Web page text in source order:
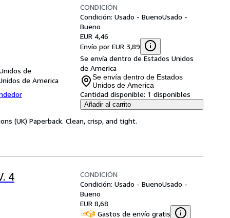
de
de America
CONDICIÓN
Condición: Usado - BuenoUsado -
Bueno
EUR 4,46
Envío por EUR 3,89
Se envía dentro de Estados Unidos
de America
Se envía dentro de Estados
Unidos de America
Cantidad disponible: 1 disponibles
Añadir al carrito
(UK) Paperback. Clean, crisp, and tight.
4
CONDICIÓN
Condición: Usado - BuenoUsado -
Bueno
EUR 8,68
Gastos de envío gratis